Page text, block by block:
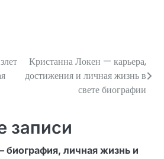
Кристанна Локен — карьера,
достижения и личная жизнь в
свете биографии
записи
личная жизнь и